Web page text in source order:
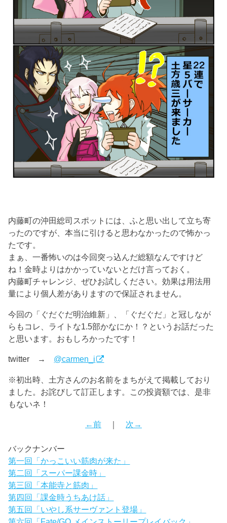
内藤町の沖田総司スポットには、ふと思い出して立ち寄
ったのですが、本当に引けると思わなかったので怖かっ
たです。
まぁ、一番怖いのは今回突っ込んだ総額なんですけど
ね！金時よりはかかっていないとだけ言っておく。
内藤町チャレンジ、ぜひお試しください。効果は用法用
量により個人差がありますので保証されません。
今回の「ぐだぐだ明治維新」、「ぐだぐだ」と冠しなが
らもコレ、ライトな1.5部かなにか！？というお話だった
と思います。おもしろかったです！
twitter → @carmen_i
※初出時、土方さんのお名前をまちがえて掲載しており
ました。お詫びして訂正します。この投資額では、是非
もないネ！
←前 ｜ 次→
バックナンバー
第一回「かっこいい筋肉が来た」
第二回「スーパー課金時」
第三回「本能寺と筋肉」
第四回「課金時うちあけ話」
第五回「いやし系サーヴァント登場」